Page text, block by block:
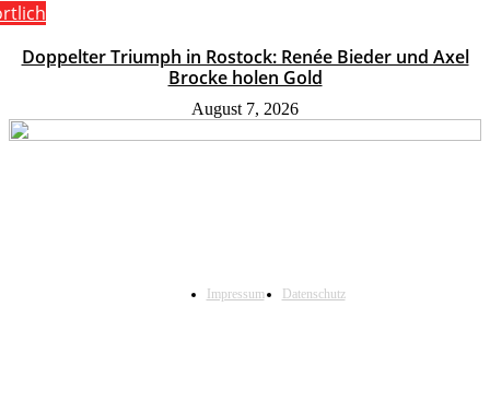
Doppelter Triumph in Rostock: Renée Bieder und Axel
Brocke holen Gold
August 7, 2026
Impressum Datenschutz